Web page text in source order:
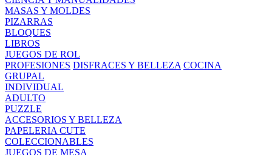
MASAS Y MOLDES
PIZARRAS
BLOQUES
LIBROS
JUEGOS DE ROL
PROFESIONES DISFRACES Y BELLEZA COCINA
GRUPAL
INDIVIDUAL
ADULTO
PUZZLE
ACCESORIOS Y BELLEZA
PAPELERIA CUTE
COLECCIONABLES
JUEGOS DE MESA